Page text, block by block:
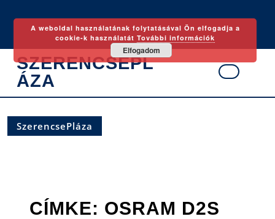
content
SZERENCSEPL
ÁZA
Open
SzerencsePláza
CÍMKE: OSRAM D2S
A weboldal használatának folytatásával Ön elfogadja a
cookie-k használatátTovábbi információk
Elfogadom